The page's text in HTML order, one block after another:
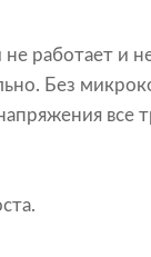
работает и
Без
все